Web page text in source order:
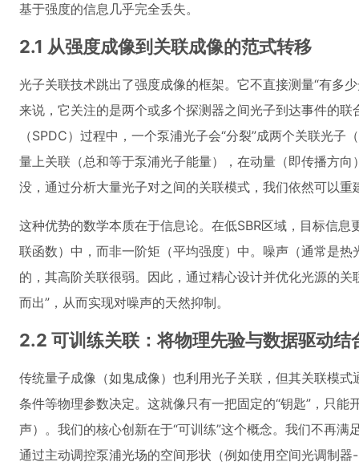
基于强度的信息几乎完全丢失。
2.1 从强度成像到关联成像的范式转移
光子关联技术跳出了强度成像的框架。它不直接测量“有多
来说，它关注的是两个或多个探测器之间光子到达事件的
（SPDC）过程中，一个泵浦光子会“分裂”成两个关联光
量上关联（总和等于泵浦光子能量），在动量（即传播方
没，通过分析大量光子对之间的关联模式，我们依然可以
这种优势的数学本质在于信息论。在低SBR区域，目标信
联函数）中，而非一阶矩（平均强度）中。噪声（通常是
的，其高阶关联很弱。因此，通过精心设计并优化光源的
而出”，从而实现对噪声的天然抑制。
2.2 可训练关联：将物理先验与数据驱动结
传统量子成像（如鬼成像）也利用光子关联，但其关联模
条件等物理参数决定。这就像只有一把固定的“钥匙”，只能
声）。我们的核心创新在于“可训练”这个概念。我们不再
通过主动调控泵浦光场的空间形状（例如使用空间光调制器